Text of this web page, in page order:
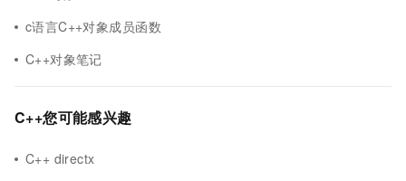
c语言C++对象成员函数
C++对象笔记
C++您可能感兴趣
C++ directx